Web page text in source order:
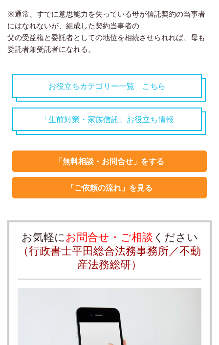
※通常、すでに意思能力を失っている母が信託契約の当事者
にはなれないが、組成した契約当事者の
父の受益権と委託者としての地位を相続させられれば、母も
委託者兼受託者になれる。
お役立ちカテゴリー一覧 こちら
「生前対策・家族信託」お役立ち情報
「無料相談・お問合せ」をする
「ご依頼の流れ」を見る
お気軽に お問合せ・ご相談 ください
（行政書士平田総合法務事務所／不動
産法務総研）